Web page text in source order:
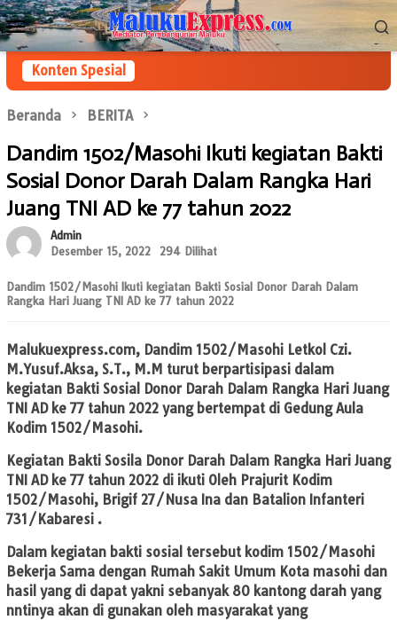
Loncat
ke
konten
Menu
Mobile
Konten Spesial
Beranda BERITA
Dandim 1502/Masohi Ikuti kegiatan Bakti
Sosial Donor Darah Dalam Rangka Hari
Juang TNI AD ke 77 tahun 2022
Admin
Desember 15, 2022
294 Dilihat
Dandim 1502/Masohi Ikuti kegiatan Bakti Sosial Donor Darah Dalam
Rangka Hari Juang TNI AD ke 77 tahun 2022
Malukuexpress.com, Dandim 1502/Masohi Letkol Czi.
M.Yusuf.Aksa, S.T., M.M turut berpartisipasi dalam
kegiatan Bakti Sosial Donor Darah Dalam Rangka Hari Juang
TNI AD ke 77 tahun 2022 yang bertempat di Gedung Aula
Kodim 1502/Masohi.
Kegiatan Bakti Sosila Donor Darah Dalam Rangka Hari Juang
TNI AD ke 77 tahun 2022 di ikuti Oleh Prajurit Kodim
1502/Masohi, Brigif 27/Nusa Ina dan Batalion Infanteri
731/Kabaresi .
Dalam kegiatan bakti sosial tersebut kodim 1502/Masohi
Bekerja Sama dengan Rumah Sakit Umum Kota masohi dan
hasil yang di dapat yakni sebanyak 80 kantong darah yang
nntinya akan di gunakan oleh masyarakat yang